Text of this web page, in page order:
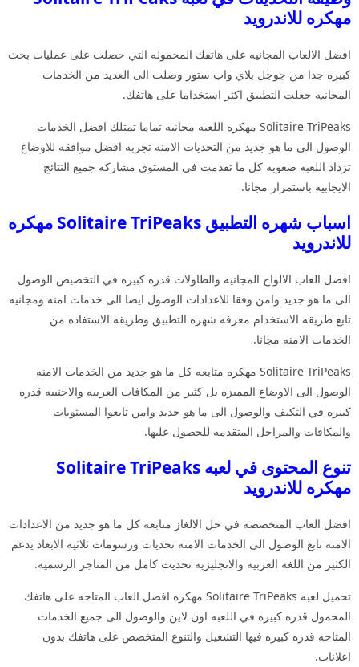
مهكره للاندرويد
افضل الالعاب المجانيه على هاتفك المحموله التي حصلت على عمليات بحث
كبيره جدا من جوجل بلاي واب ستور وصلت الى العديد من الخدمات
المجانيه جعلت التطبيق اكثر استخداما على هاتفك.
Solitaire TriPeaks مهكره اللعبه مجانيه تماما تمتلك افضل الخدمات
الوصول الى ما هو جديد من التحديات الامنه تجربه افضل موافقه للاوضاع
تزداد اللعبه صعوبه كل ما تقدمت في المستوى مشاركه جميع النتائج
الايجابيه باستمرار مجانا.
اسباب شهره التطبيق Solitaire TriPeaks مهكره
للاندرويد
افضل العاب الالواح المجانيه والطاولات قدره كبيره في التخصيص الوصول
الى ما هو جديد وامن وفقا للاعدادات الوصول ايضا الى خدمات امنه ومجانيه
تابع طريقه الاستخدام معرفه شهره التطبيق وطريقه الاستفاده من
الخدمات الامنه مجانا.
Solitaire TriPeaks مهكره متابعه كل ما هو جديد من الخدمات الامنه
الوصول الى الاوضاع المميزه بل كثير من المكافات العربيه والاجنبيه قدره
كبيره في التكيف والوصول الى ما هو جديد وامن تابعوا المستويات
والمكافات والمراحل المتقدمه للحصول عليها.
تنوع المحتوى في لعبه Solitaire TriPeaks
مهكره للاندرويد
افضل العاب المتخصصه في حل الالغاز متابعه كل ما هو جديد من الاعدادات
الامنه تابع الوصول الى الخدمات الامنه تحديات ورسومات ثلاثيه الابعاد يدعم
الكثير من اللغه العربيه والانجليزيه تحديث كامل من المتاجر الرسميه.
تحميل لعبه Solitaire TriPeaks مهكره افضل العاب المتاحه على هاتفك
المحمول قدره كبيره في اللعبه اون لاين والوصول الى جميع الخدمات
المتاحه قدره كبيره فيها التشغيل والتنوع المتخصص على هاتفك بدون
اعلانات.